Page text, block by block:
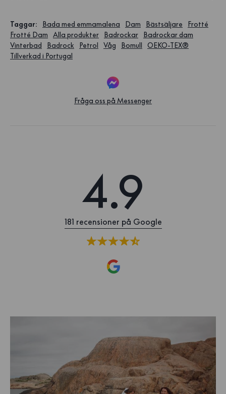
Taggar: Bada med emmamalena Dam Bästsäljare
Frotté
Frotté Dam
Alla produkter Badrockar
Badrockar dam
Vinterbad
Badrock Petrol Våg Bomull
OEKO-TEX®
Tillverkad i Portugal
Fråga oss på Messenger
4.9
181 recensioner på Google